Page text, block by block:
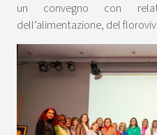
un convegno con
dell’alimentazione, del